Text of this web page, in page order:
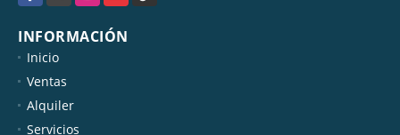
INFORMACIÓN
Inicio
Ventas
Alquiler
Servicios